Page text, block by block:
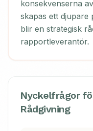
konsekvenserna
skapas ett djupare
blir en strategisk
rapportleverantör.
Nyckelfrågor
Rådgivning